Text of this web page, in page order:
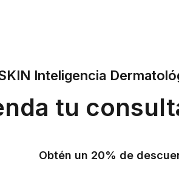
Inteligencia
tu
Obtén un 20% de